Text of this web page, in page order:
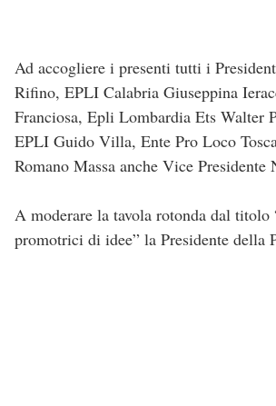
Ad accogliere i presenti tutti i
Rifino, EPLI Calabria Giuseppina
Franciosa, Epli Lombardia Ets Walter
EPLI Guido Villa, Ente Pro Loco
Romano Massa anche Vice Presidente
A moderare la tavola rotonda dal
promotrici di idee” la Presidente